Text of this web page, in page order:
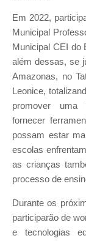
Em 2022,
Municipal
Municipal CEI do
além dessas, se
Amazonas, no
Leonice,
promover uma
fornecer
possam estar
escolas
as crianças
processo de
Durante os
participarão de
e tecnologias